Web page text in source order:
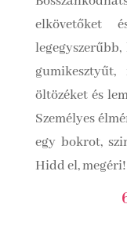
elkövetőket
öltözéket és
Személyes
egy bokrot,
Hidd el, megéri!